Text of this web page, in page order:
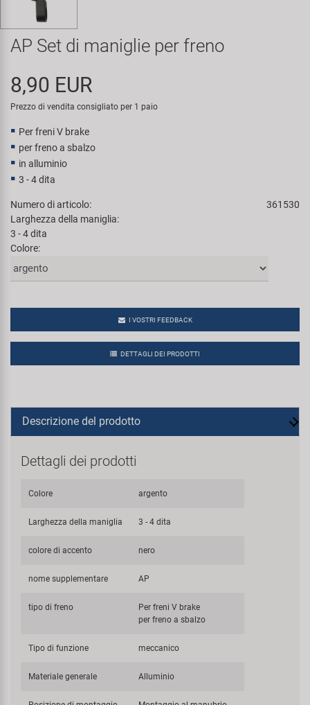
Super B
Trail-Gator
Velo
AP Set di maniglie per freno
8,90 EUR
Prezzo di vendita consigliato per 1 paio
Per freni V brake
per freno a sbalzo
in alluminio
3 - 4 dita
Numero di articolo:
361530
Larghezza della maniglia:
3 - 4 dita
Colore:
I VOSTRI FEEDBACK
DETTAGLI DEI PRODOTTI
Descrizione del prodotto
Dettagli dei prodotti
Colore argento
Larghezza della maniglia 3 - 4 dita
colore di accento nero
nome supplementare AP
tipo di freno
Per freni V brake
per freno a sbalzo
Tipo di funzione meccanico
Materiale generale Alluminio